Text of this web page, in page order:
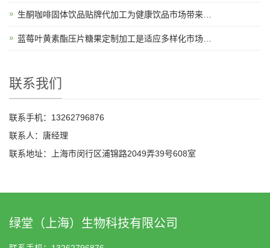
联系我们
联系手机：13262796876
联系人：唐经理
联系地址：上海市闵行区浦锦路2049弄39号608室
绿堂（上海）生物科技有限公司